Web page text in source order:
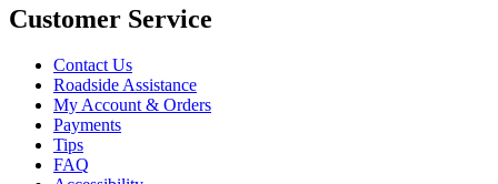
Customer Service
Contact Us
Roadside Assistance
My Account & Orders
Payments
Tips
FAQ